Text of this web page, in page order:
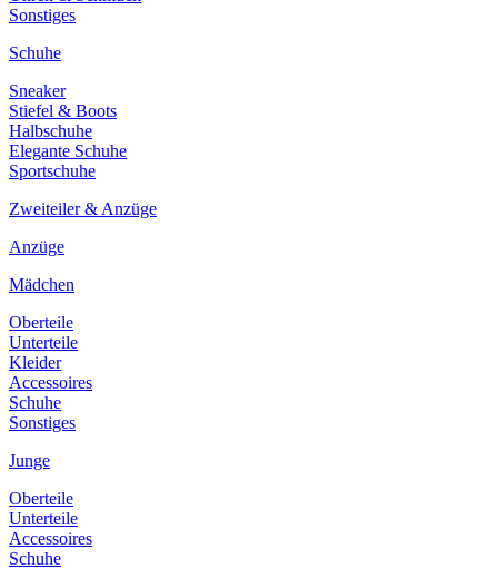
Sonstiges
Schuhe
Sneaker
Stiefel & Boots
Halbschuhe
Elegante Schuhe
Sportschuhe
Zweiteiler & Anzüge
Anzüge
Mädchen
Oberteile
Unterteile
Kleider
Accessoires
Schuhe
Sonstiges
Junge
Oberteile
Unterteile
Accessoires
Schuhe